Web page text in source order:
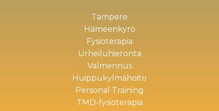
Tampere
Hämeenkyrö
Fysioterapia
Urheiluhieronta
Valmennus
Huippukylmähoito
Personal Training
TMD-fysioterapia